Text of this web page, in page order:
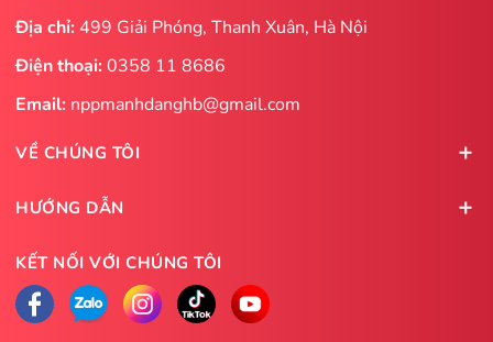
Địa chỉ: 499 Giải Phóng, Thanh Xuân, Hà Nội
Điện thoại:0358 11 8686
Email: nppmanhdanghb@gmail.com
VỀ CHÚNG TÔI
HƯỚNG DẪN
KẾT NỐI VỚI CHÚNG TÔI